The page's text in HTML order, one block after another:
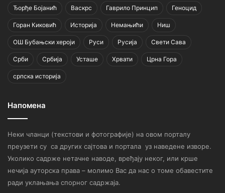
Ђорђе Бојанић Васкрс Гаврило Принцип Геноцид
Горан Киковић Историја Немањићи Ниш
ОШ Бубањски хероји Руси Русија Свети Сава
Срби Србија Усташе Хрвати Црна Гора
српска историја
Напомена
Неки чланци (текстови и фотографије) на овом порталу
преузети су са других сајтова и портала уз наведене изворе.
Уколико садрже нетачне наводе, вређају неког, или крше
нечија ауторска права – молимо Вас да нас о томе обавестите
ради уклањања спорног садржаја.